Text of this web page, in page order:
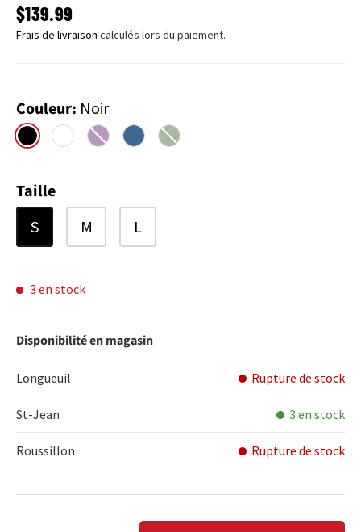
PRIX HABITUEL
$139.99
Frais de livraison calculés lors du paiement.
Couleur: Noir
Noir Blanc Mauve Cast BlueOak Green
Taille
S M L
3 en stock
Disponibilité en magasin
Longueuil Rupture de stock
St-Jean 3 en stock
Roussillon Rupture de stock